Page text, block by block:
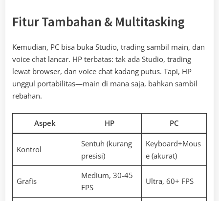
Fitur Tambahan & Multitasking
Kemudian, PC bisa buka Studio, trading sambil main, dan
voice chat lancar. HP terbatas: tak ada Studio, trading
lewat browser, dan voice chat kadang putus. Tapi, HP
unggul portabilitas—main di mana saja, bahkan sambil
rebahan.
Aspek HP PC
Kontrol
Sentuh (kurang
presisi)
Keyboard+Mous
e (akurat)
Grafis
Medium, 30-45
FPS
Ultra, 60+ FPS